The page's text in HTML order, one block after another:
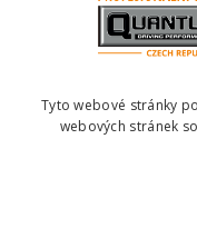
C3
Tyto webové stránky
webových stránek